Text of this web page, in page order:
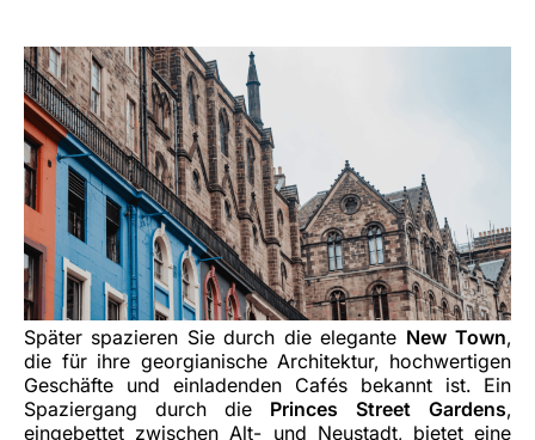
Später spazieren Sie durch die elegante New Town,
die für ihre georgianische Architektur, hochwertigen
Geschäfte und einladenden Cafés bekannt ist. Ein
Spaziergang durch die Princes Street Gardens,
eingebettet zwischen Alt- und Neustadt, bietet eine